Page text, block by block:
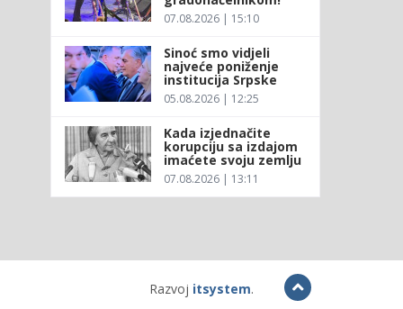
07.08.2026 | 15:10
Sinoć smo vidjeli
najveće poniženje
institucija Srpske
05.08.2026 | 12:25
Kada izjednačite
korupciju sa izdajom
imaćete svoju zemlju
07.08.2026 | 13:11
Razvoj itsystem.